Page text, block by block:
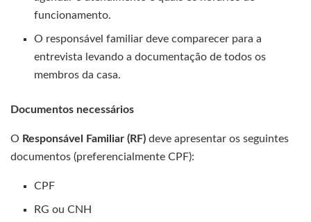
funcionamento.
O responsável familiar deve comparecer para a
entrevista levando a documentação de todos os
membros da casa.
Documentos necessários
O Responsável Familiar (RF) deve apresentar os seguintes
documentos (preferencialmente CPF):
CPF
RG ou CNH